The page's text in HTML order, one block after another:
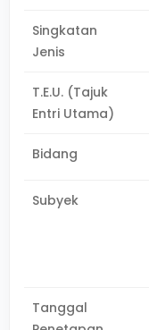
Singkatan
Jenis
T.E.U. (Tajuk
Entri Utama)
Bidang
Subyek
Tanggal